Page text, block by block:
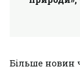
Більше новин